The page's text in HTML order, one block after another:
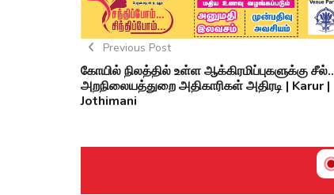
Previous Post
கோயில் நிலத்தில் உள்ள ஆக்கிரமிப்புகளுக்கு சீல்..
அறநிலையத்துறை அதிகாரிகள் அதிரடி | Karur |
Jothimani